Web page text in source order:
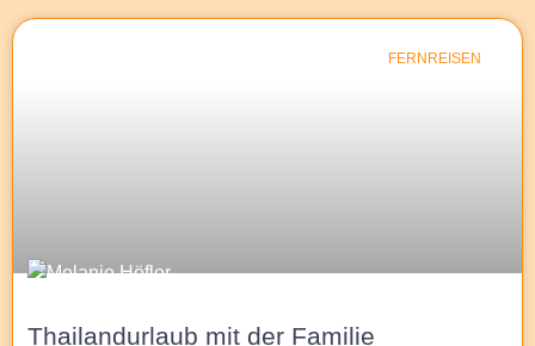
FERNREISEN
Thailandurlaub mit der Familie